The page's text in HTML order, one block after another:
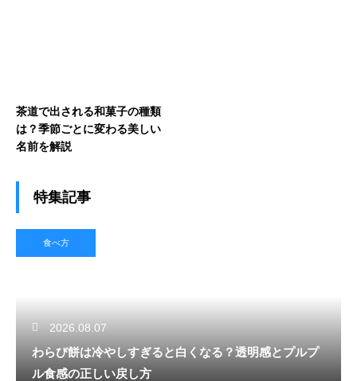
茶道で出される和菓子の種類
は？季節ごとに変わる美しい
名前を解説
特集記事
食べ方
2026.08.07
わらび餅は冷やしすぎると白くなる？透明感とプルプ
ル食感の正しい戻し方